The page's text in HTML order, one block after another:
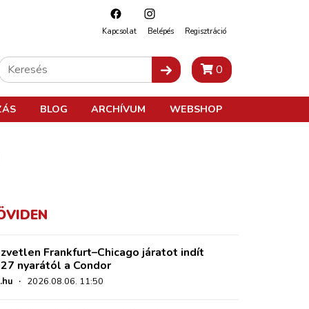
Kapcsolat Belépés Regisztráció
0
BLOG ARCHÍVUM WEBSHOP
Frankfurt–Chicago járatot indít
nyarától a Condor
· 2026.08.06. 11:50